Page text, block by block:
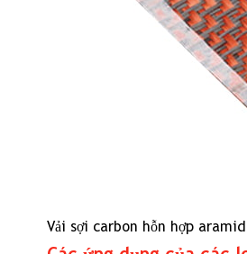
carbon
của
Vải sợi carbon hỗn hợp